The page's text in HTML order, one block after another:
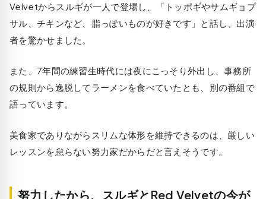
Velvetからスルギが一人で登場し、「トッポギやサムギョプ
サル、チキンなど、脂っぽいものが好きです」と話し、出演
者を驚かせました。
また、7年間の練習生時代には夜にこっそり外出し、事務所
の規則から逸脱してラーメンを食べていたとも、別の番組で
語っています。
美食家でありながらスリムな体形を維持できるのは、厳しい
レッスンを怠らない努力家だからだと言えそうです。
努力したから、スルギとRed Velvetの今が